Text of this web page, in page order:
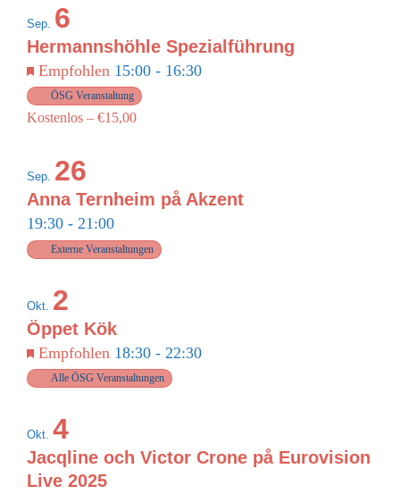
Sep. 6
Hermannshöhle Spezialführung
Empfohlen 15:00 - 16:30
ÖSG Veranstaltung
Kostenlos – €15,00
Sep. 26
Anna Ternheim på Akzent
19:30 - 21:00
Externe Veranstaltungen
Okt. 2
Öppet Kök
Empfohlen 18:30 - 22:30
Alle ÖSG Veranstaltungen
Okt. 4
Jacqline och Victor Crone på Eurovision
Live 2025